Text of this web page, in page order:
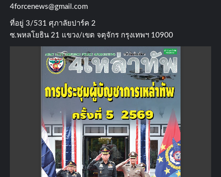
4forcenews@gmail.com
ที่อยู่​ 3/531​ ศุภาลัยปาร์ค​ 2
ซ.พหลโยธิน​ 21​ แขวง/เขต​ จตุจักร​ กรุงเทพฯ 10900